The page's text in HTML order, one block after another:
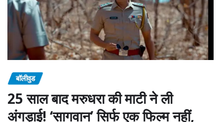
बॉलीवुड
25 साल बाद मरुधरा की माटी ने ली
अंगड़ाई! ‘सागवान’ सिर्फ एक फिल्म नहीं,